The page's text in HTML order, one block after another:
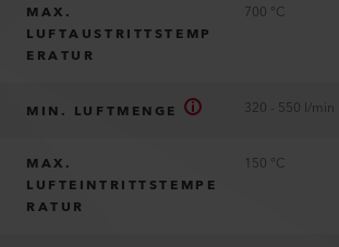
MAX.
LUFTAUSTRITTSTEMP
ERATUR
700 °C
MIN. LUFTMENGE 320 - 550 l/min
MAX.
LUFTEINTRITTSTEMPE
RATUR
150 °C